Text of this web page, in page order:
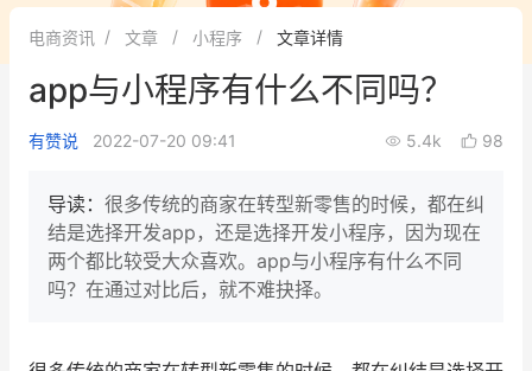
面对面聊增长
新零售大会
AllValue 战略合作
增长产品指南
电商资讯 文章 小程序 文章详情
app与小程序有什么不同吗？
有赞说 2022-07-20 09:41 5.4k 98
导读： 很多传统的商家在转型新零售的时候，都在纠
结是选择开发app，还是选择开发小程序，因为现在
两个都比较受大众喜欢。app与小程序有什么不同
吗？在通过对比后，就不难抉择。